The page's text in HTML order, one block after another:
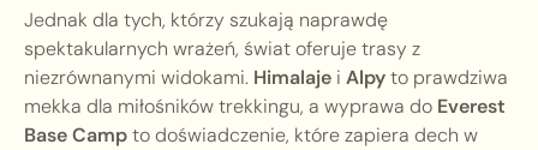
Jednak dla tych, którzy szukają naprawdę
spektakularnych wrażeń, świat oferuje trasy z
niezrównanymi widokami. Himalaje i Alpyto prawdziwa
mekka dla miłośników trekkingu, a wyprawa do Everest
Base Campto doświadczenie, które zapiera dech w